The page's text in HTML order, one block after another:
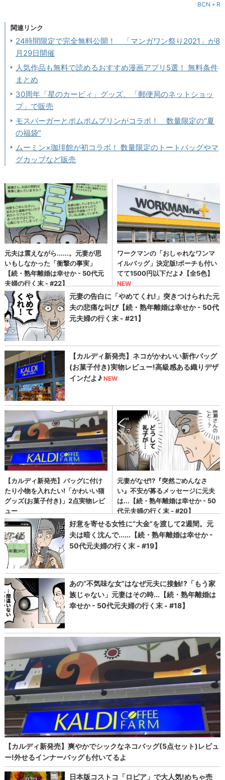
BCN＋R
関連リンク
24時間限定で完全無料公開！ 「マンガワン祭り2021」が8
月29日開催
人気作品も無料で読めるおすすめ漫画アプリ5選！ 無料条件
まとめ
30周年「星のカービィ」グッズ、「郵便局のネットショッ
プ」で販売
モスバーガーとポムポムプリンがコラボ！ 数量限定の“夏
の福袋”
ムーミン×珈琲館が初コラボ！ 数量限定のトートバッグやマ
グカップなど販売